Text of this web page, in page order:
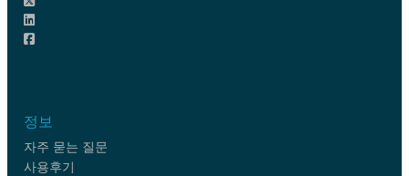
정보
자주 묻는 질문
사용후기